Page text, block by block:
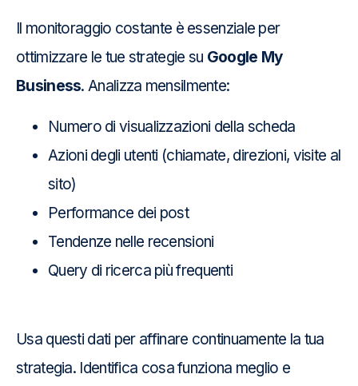
Il monitoraggio costante è essenziale per
ottimizzare le tue strategie su Google My
Business. Analizza mensilmente:
Numero di visualizzazioni della scheda
Azioni degli utenti (chiamate, direzioni, visite al
sito)
Performance dei post
Tendenze nelle recensioni
Query di ricerca più frequenti
Usa questi dati per affinare continuamente la tua
strategia. Identifica cosa funziona meglio e